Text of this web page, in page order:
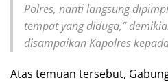
Polres, nanti langsung
tempat yang diduga,”
disampaikan Kapolres
Atas temuan tersebut,